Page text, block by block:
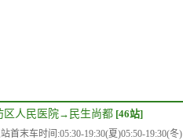
区人民医院→ 民生尚都 [46站]
首末车时间:05:30-19:30(夏)05:50-19:30(冬)